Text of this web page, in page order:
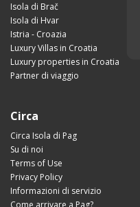
Isola di Brač
Isola di Hvar
Istria - Croazia
Luxury Villas in Croatia
Luxury properties in Croatia
Partner di viaggio
Circa
Circa Isola di Pag
Su di noi
Terms of Use
Privacy Policy
Informazioni di servizio
Come arrivare a Pag?